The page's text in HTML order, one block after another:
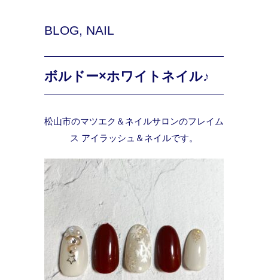
BLOG, NAIL
ボルドー×ホワイトネイル♪
松山市のマツエク＆ネイルサロンのフレイム
ス アイラッシュ＆ネイルです。